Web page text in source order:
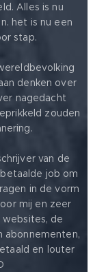
Alles is nu
het is nu een
stap.
denken over
nagedacht
zouden
van de
job om
in de vorm
mij en zeer
de
abonnementen,
en louter
❤️